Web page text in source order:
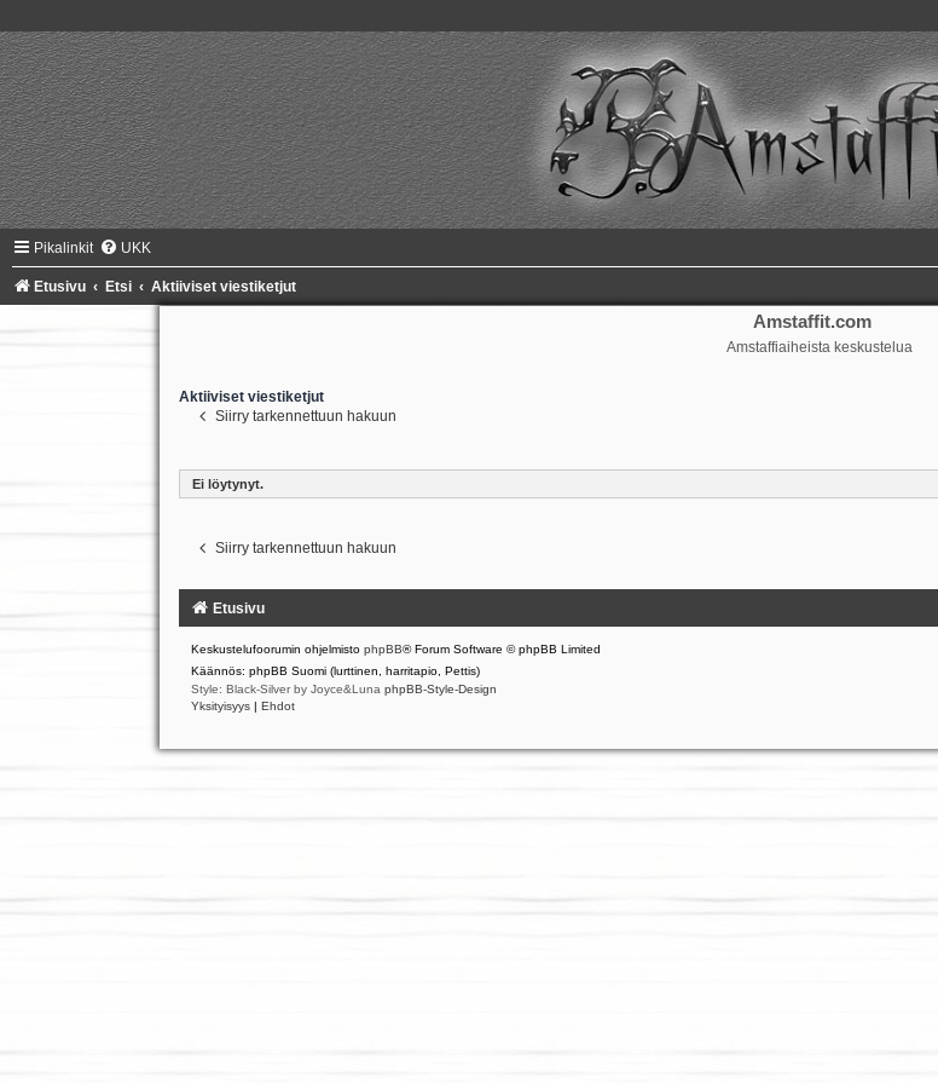
Pikalinkit UKK
Etusivu Etsi Aktiiviset viestiketjut
Amstaffit.com
Amstaffiaiheista keskustelua
Aktiiviset viestiketjut
Siirry tarkennettuun hakuun
Ei löytynyt.
Siirry tarkennettuun hakuun
Etusivu
Keskustelufoorumin ohjelmisto phpBB® Forum Software © phpBB Limited
Käännös: phpBB Suomi (lurttinen, harritapio, Pettis)
Style: Black-Silver by Joyce&Luna phpBB-Style-Design
Yksityisyys | Ehdot